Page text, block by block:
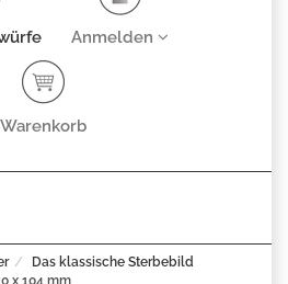
Anmelden
Warenkorb
Das klassische Sterbebild
x 104 mm